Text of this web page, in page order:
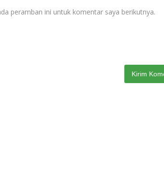
peramban ini untuk komentar saya berikutnya.